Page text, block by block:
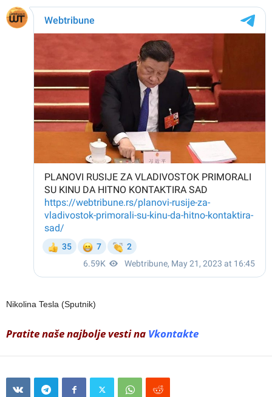
Nikolina Tesla (Sputnik)
Pratite naše najbolje vesti na Vkontakte